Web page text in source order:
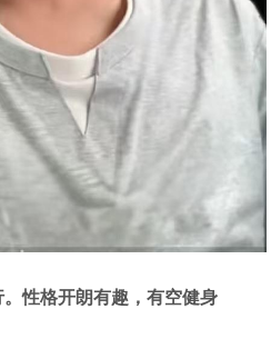
性格开朗有趣，有空健身